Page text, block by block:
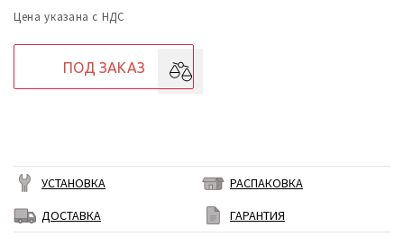
Цена указана с НДС
ПОД ЗАКАЗ
УСТАНОВКА
РАСПАКОВКА
ДОСТАВКА
ГАРАНТИЯ